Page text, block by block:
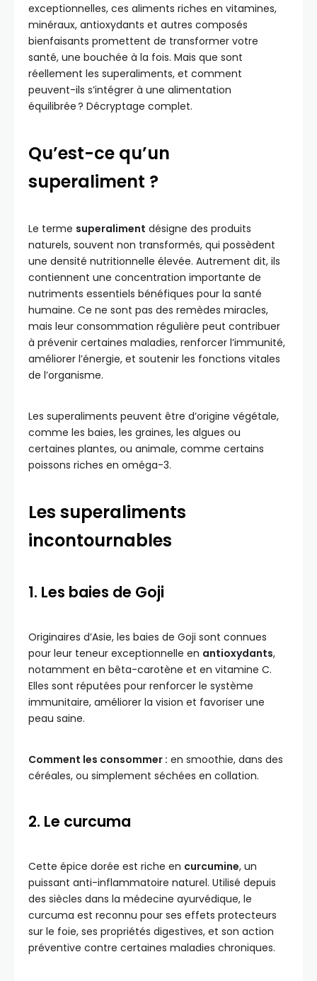
exceptionnelles, ces aliments riches en vitamines,
minéraux, antioxydants et autres composés
bienfaisants promettent de transformer votre
santé, une bouchée à la fois. Mais que sont
réellement les superaliments, et comment
peuvent-ils s’intégrer à une alimentation
équilibrée ? Décryptage complet.
Qu’est-ce qu’un
superaliment ?
Le terme superaliment désigne des produits
naturels, souvent non transformés, qui possèdent
une densité nutritionnelle élevée. Autrement dit, ils
contiennent une concentration importante de
nutriments essentiels bénéfiques pour la santé
humaine. Ce ne sont pas des remèdes miracles,
mais leur consommation régulière peut contribuer
à prévenir certaines maladies, renforcer l’immunité,
améliorer l’énergie, et soutenir les fonctions vitales
de l’organisme.
Les superaliments peuvent être d’origine végétale,
comme les baies, les graines, les algues ou
certaines plantes, ou animale, comme certains
poissons riches en oméga-3.
Les superaliments
incontournables
1. Les baies de Goji
Originaires d’Asie, les baies de Goji sont connues
pour leur teneur exceptionnelle en antioxydants,
notamment en bêta-carotène et en vitamine C.
Elles sont réputées pour renforcer le système
immunitaire, améliorer la vision et favoriser une
peau saine.
Comment les consommer : en smoothie, dans des
céréales, ou simplement séchées en collation.
2. Le curcuma
Cette épice dorée est riche en curcumine, un
puissant anti-inflammatoire naturel. Utilisé depuis
des siècles dans la médecine ayurvédique, le
curcuma est reconnu pour ses effets protecteurs
sur le foie, ses propriétés digestives, et son action
préventive contre certaines maladies chroniques.